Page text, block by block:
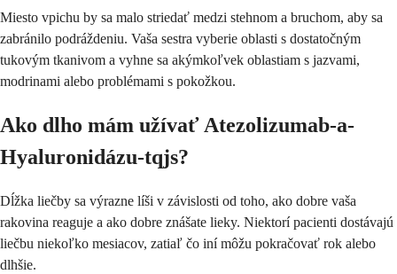
Miesto vpichu by sa malo striedať medzi stehnom a bruchom, aby sa
zabránilo podráždeniu. Vaša sestra vyberie oblasti s dostatočným
tukovým tkanivom a vyhne sa akýmkoľvek oblastiam s jazvami,
modrinami alebo problémami s pokožkou.
Ako dlho mám užívať Atezolizumab-a-
Hyaluronidázu-tqjs?
Dĺžka liečby sa výrazne líši v závislosti od toho, ako dobre vaša
rakovina reaguje a ako dobre znášate lieky. Niektorí pacienti dostávajú
liečbu niekoľko mesiacov, zatiaľ čo iní môžu pokračovať rok alebo
dlhšie.